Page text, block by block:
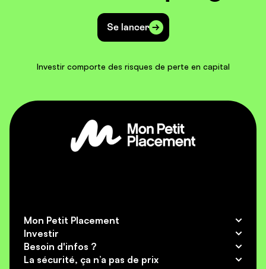
Se lancer
Investir comporte des risques de perte en capital
Mon Petit Placement
Pourquoi Mon Petit Placement ?
Notre histoire
Découvrez notre jeu financier : Flouze !
Investir
Plan B
Ambitieux
Besoin d'infos ?
Aide / FAQ
La sécurité, ça n’a pas de prix